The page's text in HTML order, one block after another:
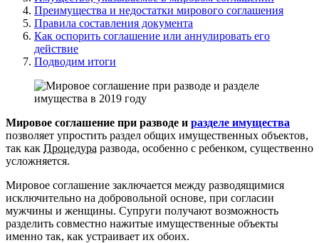
Преимущества и недостатки мирового соглашения
Правила составления документа
Как оспорить соглашение или аннулировать его
действие
Подводим итоги
Мировое соглашение при разводе и разделе имущества
позволяет упростить раздел общих имущественных объектов,
так как Процедура развода, особенно с ребенком, существенно
усложняется.
Мировое соглашение заключается между разводящимися
исключительно на добровольной основе, при согласии
мужчины и женщины. Супруги получают возможность
разделить совместно нажитые имущественные объекты
именно так, как устраивает их обоих.